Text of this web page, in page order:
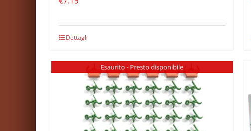
Dettagli
Esaurito - Presto disponibile